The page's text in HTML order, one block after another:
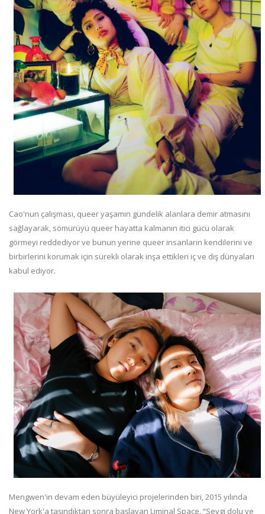
Cao'nun çalışması, queer yaşamın gündelik alanlara demir atmasını
sağlayarak, sömürüyü queer hayatta kalmanın itici gücü olarak
görmeyi reddediyor ve bunun yerine queer insanların kendilerini ve
birbirlerini korumak için sürekli olarak inşa ettikleri iç ve dış dünyaları
kabul ediyor.
Mengwen'in devam eden büyüleyici projelerinden biri, 2015 yılında
New York'a taşındıktan sonra başlayan Liminal Space. “Sevgi dolu ve